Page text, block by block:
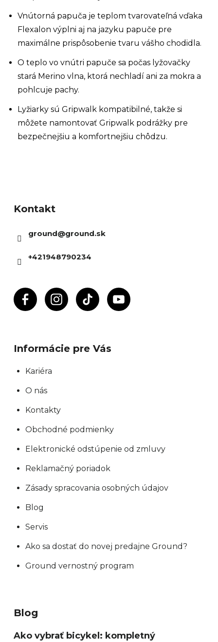
Vnútorná papuča je teplom tvarovateľná vďaka
Flexalon výplni aj na jazyku papuče pre
maximálne prispôsobenie tvaru vášho chodidla.
O teplo vo vnútri papuče sa počas lyžovačky
stará Merino vlna, ktorá nechladí ani za mokra a
pohlcuje pachy.
Lyžiarky sú Gripwalk kompatibilné, takže si
môžete namontovať Gripwalk podrážky pre
bezpečnejšiu a komfortnejšiu chôdzu.
Kontakt
ground@ground.sk
+421948790234
Informácie pre Vás
Kariéra
O nás
Kontakty
Obchodné podmienky
Elektronické odstúpenie od zmluvy
Reklamačný poriadok
Zásady spracovania osobných údajov
Blog
Servis
Ako sa dostať do novej predajne Ground?
Ground vernostný program
Blog
Ako vybrať bicykel: kompletný